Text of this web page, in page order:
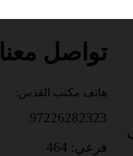
تواصل معنا
هاتف مكتب القدس:
97226282323
فرعي: 464